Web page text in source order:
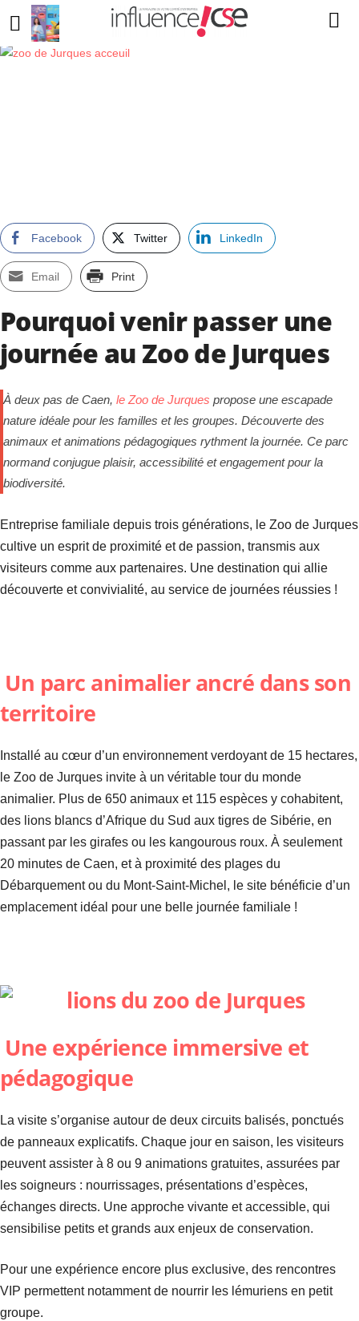
Facebook Twitter LinkedIn
Email Print
Pourquoi venir passer une
journée au Zoo de Jurques
À deux pas de Caen, le Zoo de Jurques propose une escapade
nature idéale pour les familles et les groupes. Découverte des
animaux et animations pédagogiques rythment la journée. Ce parc
normand conjugue plaisir, accessibilité et engagement pour la
biodiversité.
Entreprise familiale depuis trois générations, le Zoo de Jurques
cultive un esprit de proximité et de passion, transmis aux
visiteurs comme aux partenaires. Une destination qui allie
découverte et convivialité, au service de journées réussies !
Un parc animalier ancré dans son
territoire
Installé au cœur d’un environnement verdoyant de 15 hectares,
le Zoo de Jurques invite à un véritable tour du monde
animalier. Plus de 650 animaux et 115 espèces y cohabitent,
des lions blancs d’Afrique du Sud aux tigres de Sibérie, en
passant par les girafes ou les kangourous roux. À seulement
20 minutes de Caen, et à proximité des plages du
Débarquement ou du Mont-Saint-Michel, le site bénéficie d’un
emplacement idéal pour une belle journée familiale !
Une expérience immersive et
pédagogique
La visite s’organise autour de deux circuits balisés, ponctués
de panneaux explicatifs. Chaque jour en saison, les visiteurs
peuvent assister à 8 ou 9 animations gratuites, assurées par
les soigneurs : nourrissages, présentations d’espèces,
échanges directs. Une approche vivante et accessible, qui
sensibilise petits et grands aux enjeux de conservation.
Pour une expérience encore plus exclusive, des rencontres
VIP permettent notamment de nourrir les lémuriens en petit
groupe.